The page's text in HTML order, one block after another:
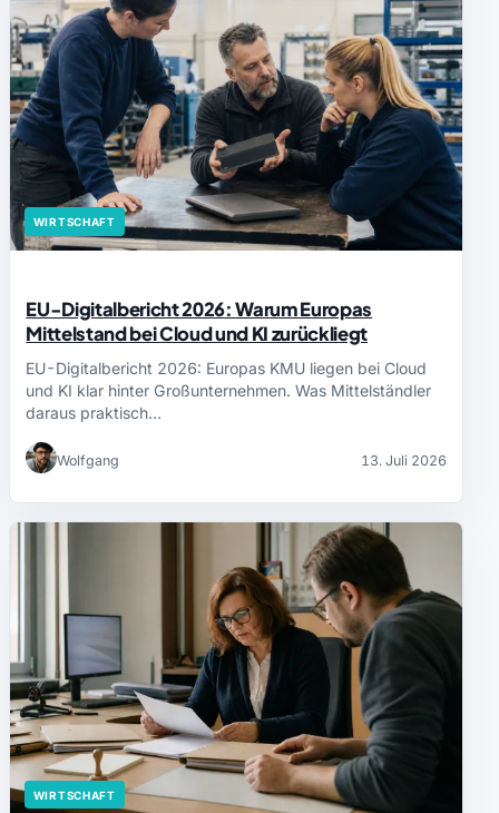
WIRTSCHAFT
EU-Digitalbericht 2026: Warum Europas
Mittelstand bei Cloud und KI zurückliegt
EU-Digitalbericht 2026: Europas KMU liegen bei Cloud
und KI klar hinter Großunternehmen. Was Mittelständler
daraus praktisch…
Wolfgang 13. Juli 2026
WIRTSCHAFT